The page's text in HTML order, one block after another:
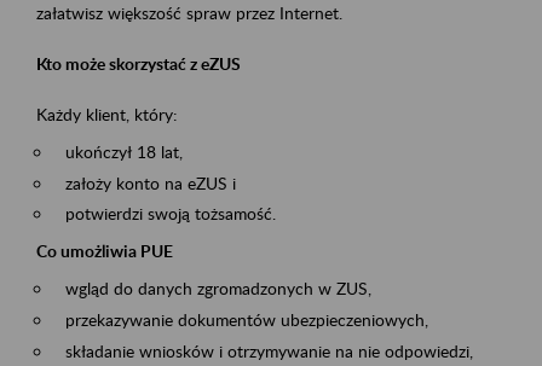
załatwisz większość spraw przez Internet.
Kto może skorzystać z eZUS
Każdy klient, który:
ukończył 18 lat,
założy konto na eZUS i
potwierdzi swoją tożsamość.
Co umożliwia PUE
wgląd do danych zgromadzonych w ZUS,
przekazywanie dokumentów ubezpieczeniowych,
składanie wniosków i otrzymywanie na nie odpowiedzi,